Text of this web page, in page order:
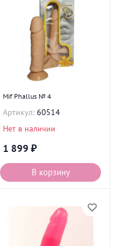
Mif Phallus № 4
Артикул: 60514
Нет в наличии
1 899 ₽
В корзину